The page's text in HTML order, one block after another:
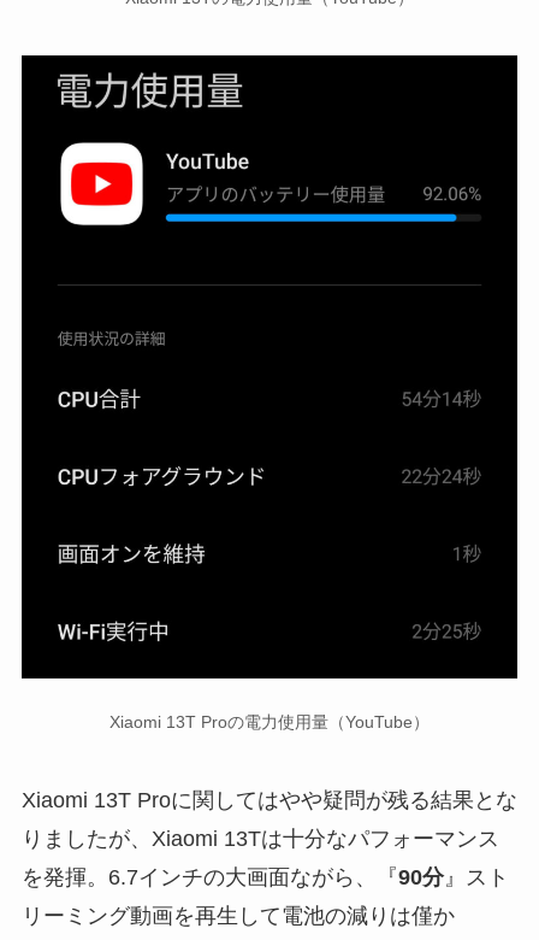
Xiaomi 13T Proの電力使用量（YouTube）
Xiaomi 13T Proに関してはやや疑問が残る結果とな
りましたが、Xiaomi 13Tは十分なパフォーマンス
を発揮。6.7インチの大画面ながら、『90分』スト
リーミング動画を再生して電池の減りは僅か